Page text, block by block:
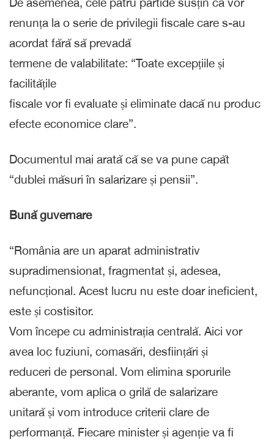
renunța la o serie de privilegii fiscale care s-au
acordat fără să prevadă
termene de valabilitate: “Toate excepțiile și
facilitățile
fiscale vor fi evaluate și eliminate dacă nu produc
efecte economice clare”.
Documentul mai arată că se va pune capăt
“dublei măsuri în salarizare și pensii”.
Bună guvernare
“România are un aparat administrativ
supradimensionat, fragmentat și, adesea,
nefuncțional. Acest lucru nu este doar ineficient,
este și costisitor.
Vom începe cu administrația centrală. Aici vor
avea loc fuziuni, comasări, desființări și
reduceri de personal. Vom elimina sporurile
aberante, vom aplica o grilă de salarizare
unitară și vom introduce criterii clare de
performanță. Fiecare minister și agenție va fi